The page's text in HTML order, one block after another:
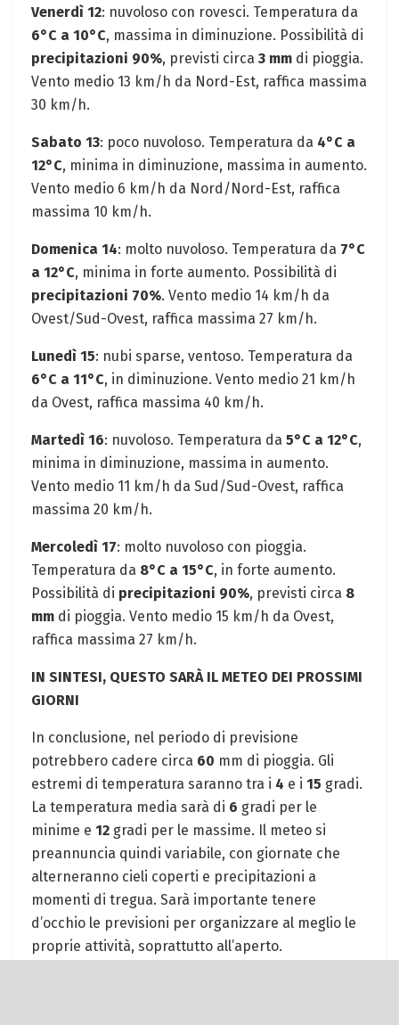
Venerdì 12: nuvoloso con rovesci. Temperatura da
6°C a 10°C, massima in diminuzione. Possibilità di
precipitazioni 90%, previsti circa 3 mm di pioggia.
Vento medio 13 km/h da Nord-Est, raffica massima
30 km/h.
Sabato 13: poco nuvoloso. Temperatura da 4°C a
12°C, minima in diminuzione, massima in aumento.
Vento medio 6 km/h da Nord/Nord-Est, raffica
massima 10 km/h.
Domenica 14: molto nuvoloso. Temperatura da 7°C
a 12°C, minima in forte aumento. Possibilità di
precipitazioni 70%. Vento medio 14 km/h da
Ovest/Sud-Ovest, raffica massima 27 km/h.
Lunedì 15: nubi sparse, ventoso. Temperatura da
6°C a 11°C, in diminuzione. Vento medio 21 km/h
da Ovest, raffica massima 40 km/h.
Martedì 16: nuvoloso. Temperatura da 5°C a 12°C,
minima in diminuzione, massima in aumento.
Vento medio 11 km/h da Sud/Sud-Ovest, raffica
massima 20 km/h.
Mercoledì 17: molto nuvoloso con pioggia.
Temperatura da 8°C a 15°C, in forte aumento.
Possibilità di precipitazioni 90%, previsti circa 8
mm di pioggia. Vento medio 15 km/h da Ovest,
raffica massima 27 km/h.
IN SINTESI, QUESTO SARÀ IL METEO DEI PROSSIMI
GIORNI
In conclusione, nel periodo di previsione
potrebbero cadere circa 60 mm di pioggia. Gli
estremi di temperatura saranno tra i 4 e i 15 gradi.
La temperatura media sarà di 6 gradi per le
minime e 12 gradi per le massime. Il meteo si
preannuncia quindi variabile, con giornate che
alterneranno cieli coperti e precipitazioni a
momenti di tregua. Sarà importante tenere
d’occhio le previsioni per organizzare al meglio le
proprie attività, soprattutto all’aperto.